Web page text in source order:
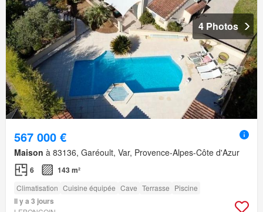
4 Photos
567 000 €
Maison à 83136, Garéoult, Var, Provence-Alpes-Côte d'Azur
6 143 m²
Climatisation Cuisine équipée Cave Terrasse Piscine
Il y a 3 jours